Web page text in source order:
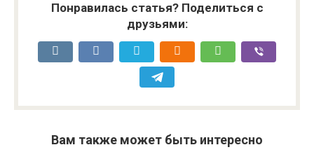
Понравилась статья? Поделиться с
друзьями:
Вам также может быть интересно